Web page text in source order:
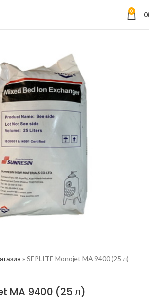
0 0
» SEPLITE Monojet MA 9400 (25 л)
MA 9400 (25 л)